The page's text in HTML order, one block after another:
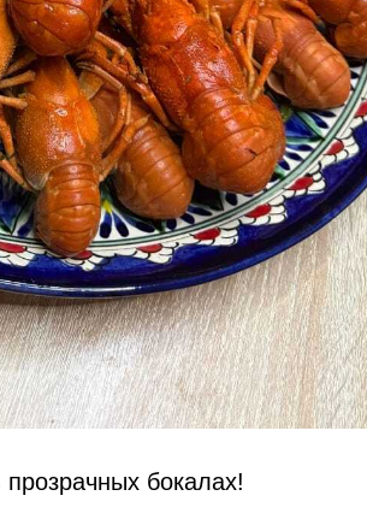
бокалах!